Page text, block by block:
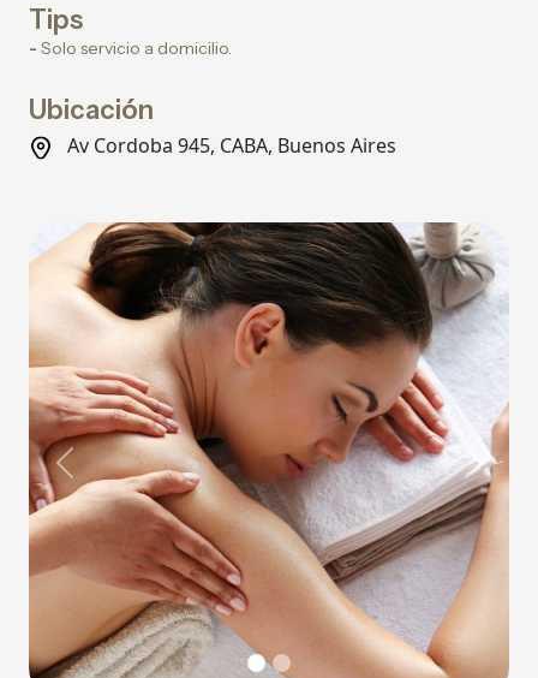
Tips
- Solo servicio a domicilio.
Ubicación
Av Cordoba 945, CABA, Buenos Aires
Previous Next